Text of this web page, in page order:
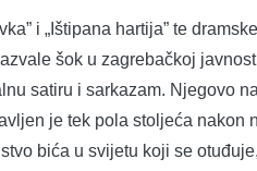
i „Ištipana hartija” te
šok u zagrebačkoj
satiru i sarkazam. Njegovo
je tek pola stoljeća nakon
bića u svijetu koji se